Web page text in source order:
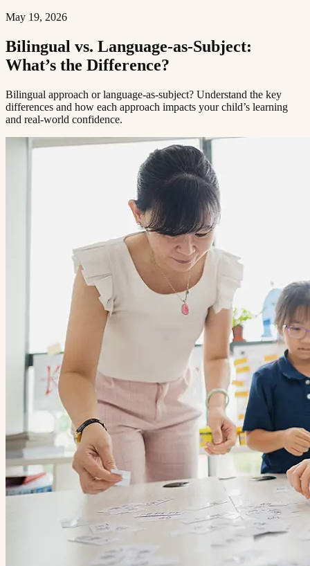
May 19, 2026
Bilingual vs. Language-as-Subject:
What’s the Difference?​​​​‌ ‍ ​‍​‍‌‍ ‌ ​‍‌‍‍‌‌‍‌ ‌‍‍‌‌‍ ‍​‍​‍​ ‍‍​‍​‍‌ ​ ‌‍​‌‌‍ ‍‌‍‍‌‌ ‌​‌ ‍‌​‍ ‍‌‍‍‌‌‍ ​‍​‍​‍ ​​‍​‍‌‍‍​‌ ​‍‌‍‌‌‌‍‌‍​‍​‍​ ‍‍​‍​‍​‍ ‌ ​ ‌ ‌​‌ ‌‌‌‍‌​‌‍‍‌‌‍ ​‍ ‌‍‍‌‌‍ ‍‌ ‌​‌‍‌‌‌‍ ‍‌ ‌​​‍ ‌‍‌‌‌‍‌​‌‍‍‌‌ ‌​​‍ ‌‍ ‌‌‍ ‌‍‌​‌‍‌‌​ ‌‌ ​​‌ ​‍‌‍‌‌‌ ​ ‌‍‌‌‌‍ ‍‌ ‌​‌‍​‌‌ ‌​‌‍‍‌‌‍ ‌‍ ‍​ ‍ ‌‍‍‌‌‍‌​​ ‌​ ‍​‌‍​‍​ ‌‍‌‍‌​​ ‌​​ ‍‌‌‍‌‌​ ‍‌​‍ ‌​ ​ ​ ‌​‌‍‌​‌‍‌​​‍ ‌​ ‌​​ ​‍​ ​ ​ ‌‍​‍ ‌​ ‍‌​ ​‍‌‍‌​​ ​‌​‍ ‌‌‍‌‌​ ​​‌‍‌‍​ ​‌‌‍‌‌​ ‍‌​ ‌‌​ ‌​‌‍​‍‌‍‌‍‌‍‌​​ ​‌​ ‍ ‌ ‌​‌ ‍‌‌ ​​‌‍‌‌​ ‌‌‍ ‍‌‍‌‌‌ ‌ ‌ ​ ​ ‍ ‌ ​​‌‍​‌‌ ‌​‌‍‍​​ ‌‌ ‌​‌‍‍‌‌ ‌​‌‍ ​‌‍‌‌​ ‌‍​‍‌‍​‌‌ ​ ‌‍‌‌‌‌‌‌‌ ​‍‌‍ ​​ ‌​‍‌‌​ ​‍‌​‌‍‌ ​ ‌ ‌​‌ ‌‌‌‍‌​‌‍‍‌‌‍ ​‍‌‍‌‍‍‌‌‍‌​​ ‌​ ‍​‌‍​‍​ ‌‍‌‍‌​​ ‌​​ ‍‌‌‍‌‌​ ‍‌​‍ ‌​ ​ ​ ‌​‌‍‌​‌‍‌​​‍ ‌​ ‌​​ ​‍​ ​ ​ ‌‍​‍ ‌​ ‍‌​ ​‍‌‍‌​​ ​‌​‍ ‌‌‍‌‌​ ​​‌‍‌‍​ ​‌‌‍‌‌​ ‍‌​ ‌‌​ ‌​‌‍​‍‌‍‌‍‌‍‌​​ ​‌​‍‌‍‌ ‌​‌ ‍‌‌ ​​‌‍‌‌​ ‌‌‍ ‍‌‍‌‌‌ ‌ ‌ ​ ​‍‌‍‌ ​​‌‍​‌‌ ‌​‌‍‍​​ ‌‌ ‌​‌‍‍‌‌ ‌​‌‍ ​‌‍‌‌​‍‌‍‌ ​​‌‍‌‌‌ ​‍‌ ​ ‌ ​​‌‍‌‌‌‍​ ‌ ‌​‌‍‍‌‌ ‌‍‌‍‌‌​ ‌‌ ​​‌ ‌‌‌‍​‍‌‍ ​‌‍‍‌‌ ​ ‌‍‍​‌‍‌‌‌‍‌​​‍​‍‌ ‌
Bilingual approach or language-as-subject? Understand the key
differences and how each approach impacts your child’s learning
and real-world confidence.​​​​‌ ‍ ​‍​‍‌‍ ‌ ​‍‌‍‍‌‌‍‌ ‌‍‍‌‌‍ ‍​‍​‍​ ‍‍​‍​‍‌ ​ ‌‍​‌‌‍ ‍‌‍‍‌‌ ‌​‌ ‍‌​‍ ‍‌‍‍‌‌‍ ​‍​‍​‍ ​​‍​‍‌‍‍​‌ ​‍‌‍‌‌‌‍‌‍​‍​‍​ ‍‍​‍​‍​‍ ‌ ​ ‌ ‌​‌ ‌‌‌‍‌​‌‍‍‌‌‍ ​‍ ‌‍‍‌‌‍ ‍‌ ‌​‌‍‌‌‌‍ ‍‌ ‌​​‍ ‌‍‌‌‌‍‌​‌‍‍‌‌ ‌​​‍ ‌‍ ‌‌‍ ‌‍‌​‌‍‌‌​ ‌‌ ​​‌ ​‍‌‍‌‌‌ ​ ‌‍‌‌‌‍ ‍‌ ‌​‌‍​‌‌ ‌​‌‍‍‌‌‍ ‌‍ ‍​ ‍ ‌‍‍‌‌‍‌​​ ‌​ ‍​‌‍​‍​ ‌‍‌‍‌​​ ‌​​ ‍‌‌‍‌‌​ ‍‌​‍ ‌​ ​ ​ ‌​‌‍‌​‌‍‌​​‍ ‌​ ‌​​ ​‍​ ​ ​ ‌‍​‍ ‌​ ‍‌​ ​‍‌‍‌​​ ​‌​‍ ‌‌‍‌‌​ ​​‌‍‌‍​ ​‌‌‍‌‌​ ‍‌​ ‌‌​ ‌​‌‍​‍‌‍‌‍‌‍‌​​ ​‌​ ‍ ‌ ‌​‌ ‍‌‌ ​​‌‍‌‌​ ‌‌‍ ‍‌‍‌‌‌ ‌ ‌ ​ ​ ‍ ‌ ​​‌‍​‌‌ ‌​‌‍‍​​ ‌‌‍‌​‌‍‌‌‌ ​ ‌‍​ ‌ ​‍‌‍‍‌‌ ​​‌ ‌​‌‍‍‌‌‍ ‌‍ ‍​ ‌‍​‍‌‍​‌‌ ​ ‌‍‌‌‌‌‌‌‌ ​‍‌‍ ​​ ‌​‍‌‌​ ​‍‌​‌‍‌ ​ ‌ ‌​‌ ‌‌‌‍‌​‌‍‍‌‌‍ ​‍‌‍‌‍‍‌‌‍‌​​ ‌​ ‍​‌‍​‍​ ‌‍‌‍‌​​ ‌​​ ‍‌‌‍‌‌​ ‍‌​‍ ‌​ ​ ​ ‌​‌‍‌​‌‍‌​​‍ ‌​ ‌​​ ​‍​ ​ ​ ‌‍​‍ ‌​ ‍‌​ ​‍‌‍‌​​ ​‌​‍ ‌‌‍‌‌​ ​​‌‍‌‍​ ​‌‌‍‌‌​ ‍‌​ ‌‌​ ‌​‌‍​‍‌‍‌‍‌‍‌​​ ​‌​‍‌‍‌ ‌​‌ ‍‌‌ ​​‌‍‌‌​ ‌‌‍ ‍‌‍‌‌‌ ‌ ‌ ​ ​‍‌‍‌ ​​‌‍​‌‌ ‌​‌‍‍​​ ‌‌‍‌​‌‍‌‌‌ ​ ‌‍​ ‌ ​‍‌‍‍‌‌ ​​‌ ‌​‌‍‍‌‌‍ ‌‍ ‍​‍‌‍‌ ​​‌‍‌‌‌ ​‍‌ ​ ‌ ​​‌‍‌‌‌‍​ ‌ ‌​‌‍‍‌‌ ‌‍‌‍‌‌​ ‌‌ ​​‌ ‌‌‌‍​‍‌‍ ​‌‍‍‌‌ ​ ‌‍‍​‌‍‌‌‌‍‌​​‍​‍‌ ‌